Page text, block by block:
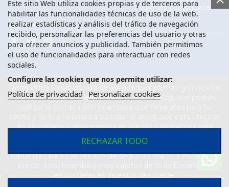
coches | Desguace
Este sitio Web utiliza cookies propias y de terceros para
habilitar las funcionalidades técnicas de uso de la web,
realizar estadísticas y análisis del tráfico de navegación
recibido, personalizar las preferencias del usuario y otras
para ofrecer anuncios y publicidad. También permitimos
el uso de funcionalidades para interactuar con redes
sociales.
Configure las cookies que nos permite utilizar:
Política de privacidad Personalizar cookies
RECHAZAR TODO
Síguenos en
Barcelona y de España. Desde nuestro desguace podrás
en Barcelona y disponemos de piezas y despieces para
todas las marcas de vehículos. Compra el recambio que
necesitas para tu coche en nuestro desguace. Los
repuestos para coches son de segunda mano a muy buen